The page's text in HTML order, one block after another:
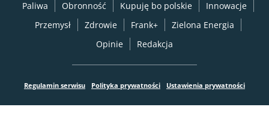
Paliwa
Obronność Kupuję bo polskie
Innowacje
Przemysł
Zdrowie Frank+
Zielona Energia
Opinie
Redakcja
Regulamin serwisu Polityka prywatności Ustawienia prywatności